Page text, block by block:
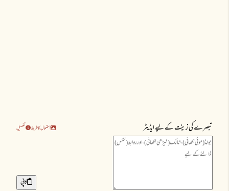
تبصرے کی زینت کے لیے ایڈیٹر استعمال کا طریقہ تفصیل
کاپی